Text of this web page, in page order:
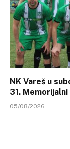
NK Vareš u
31.
05/08/2026